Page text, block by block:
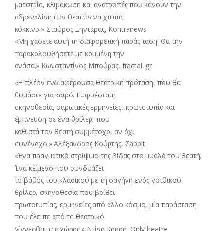
μαεστρία, κλιμάκωση και ανατροπές που κάνουν την
αδρεναλίνη των θεατών να χτυπά
κόκκινο.» Σταύρος Ξηντάρας, Kontranews
«Μη χάσετε αυτή τη διαφορετική παράς ταση! Θα την
παρακολουθήσετε με κομμένη την
ανάσα.» Κωνσταντίνος Μπούρας, fractal. gr
«Η πλέον ενδιαφέρουσα θεατρική πρόταση, που θα
θυμάστε για καιρό. Ευφυέστατη
σκηνοθεσία, σαρωτικές ερμηνείες, πρωτοτυπία και
έμπνευση σε ένα θρίλερ, που
καθιστά τον θεατή συμμέτοχο, αν όχι
συνένοχο.» Αλέξανδρος Κούρτης, Zappit
«Ένα πραγματικό στρίψιμο της βίδας στο μυαλό του θεατή.
Ένα κείμενο που συνδυάζει
το βάθος του κλασικού με τη σαγήνη ενός γοτθικού
θρίλερ, σκηνοθεσία που βρίθει
πρωτοτυπίας, ερμηνείες από άλλο κόσμο, μία παράσταση
που έλειπε από το θεατρικό
γίγνεσθαι της χώρας.» Ντίνα Καρρά, Onlytheatre